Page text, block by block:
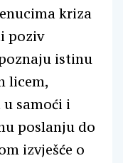
kriza
poziv
istinu
licem,
samoći i
poslanju do
izvješće o